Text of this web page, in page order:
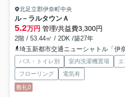
北足立郡伊奈町中央
ル－ラルタウンＡ
5.2万円 管理/共益費3,300円
2階 / 53.44㎡ / 2DK /築27年
埼玉新都市交通ニューシャトル「伊
バス・トイレ別 室内洗濯機置場
フローリング
電気有
敷礼0